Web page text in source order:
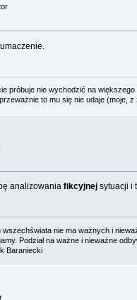
próbuje nie wychodzić na większego
to mu się nie udaje (moje, z
analizowaniafikcyjnej sytuacji i
nie ma ważnych i
Podział na ważne i nieważne
Baraniecki